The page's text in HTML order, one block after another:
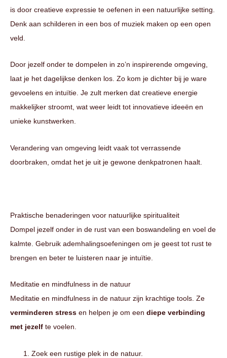
is door creatieve expressie te oefenen in een natuurlijke setting.
Denk aan schilderen in een bos of muziek maken op een open
veld.
Door jezelf onder te dompelen in zo’n inspirerende omgeving,
laat je het dagelijkse denken los. Zo kom je dichter bij je ware
gevoelens en intuïtie. Je zult merken dat creatieve energie
makkelijker stroomt, wat weer leidt tot innovatieve ideeën en
unieke kunstwerken.
Verandering van omgeving leidt vaak tot verrassende
doorbraken, omdat het je uit je gewone denkpatronen haalt.
Praktische benaderingen voor natuurlijke spiritualiteit
Dompel jezelf onder in de rust van een boswandeling en voel de
kalmte. Gebruik ademhalingsoefeningen om je geest tot rust te
brengen en beter te luisteren naar je intuïtie.
Meditatie en mindfulness in de natuur
Meditatie en mindfulness in de natuur zijn krachtige tools. Ze
verminderen stress en helpen je om een diepe verbinding
met jezelf te voelen.
Zoek een rustige plek in de natuur.